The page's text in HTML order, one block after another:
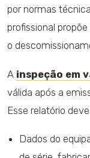
por normas
profissional
o
A inspeção em
válida após a
Esse relatório
Dados do